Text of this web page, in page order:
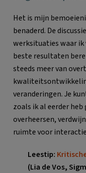
Het is mijn
benaderd. De
werksituaties waar
beste resultaten
steeds meer van
veranderingen. Je
zoals ik al eerder
overheersen,
ruimte voor
Leestip:
(Lia de Vos,